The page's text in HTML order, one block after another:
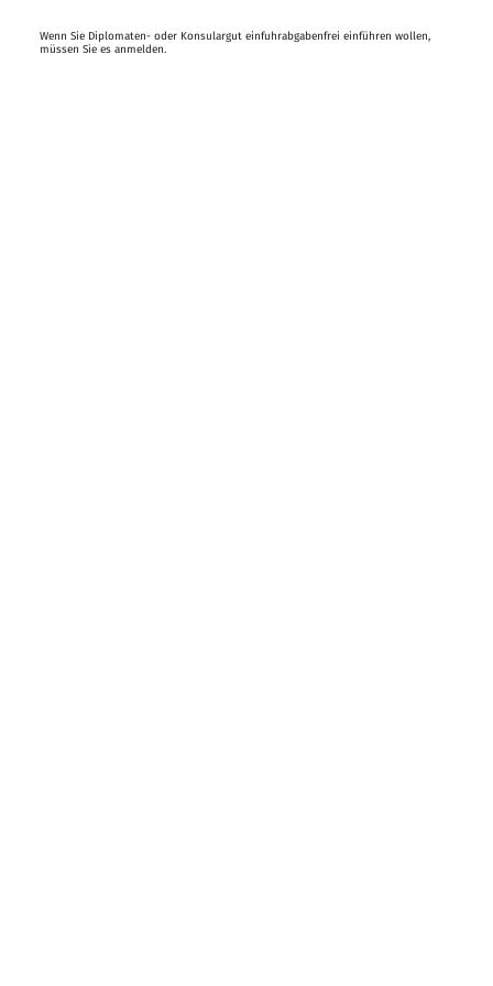
Wenn Sie Diplomaten- oder Konsulargut einfuhrabgabenfrei einführen wollen,
müssen Sie es anmelden.